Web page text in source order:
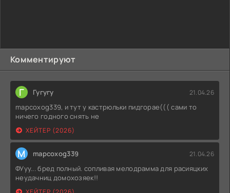
Комментируют
Г Гугугу 21.04.26
mapcoxog339, и тут у кастрюльки пидгорае((( сами то
ничего годного снять не
ХЕЙТЕР (2026)
M mapcoxog339 21.04.26
ФУуу... бред полный. сопливая мелодрамма для расияцких
неудачниц домохозяек!!